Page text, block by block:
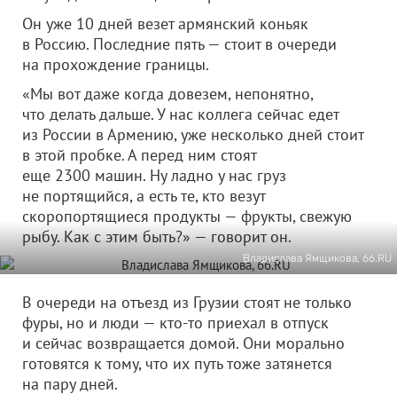
Он уже 10 дней везет армянский коньяк
в Россию. Последние пять — стоит в очереди
на прохождение границы.
«Мы вот даже когда довезем, непонятно,
что делать дальше. У нас коллега сейчас едет
из России в Армению, уже несколько дней стоит
в этой пробке. А перед ним стоят
еще 2300 машин. Ну ладно у нас груз
не портящийся, а есть те, кто везут
скоропортящиеся продукты — фрукты, свежую
рыбу. Как с этим быть?» — говорит он.
Владислава Ямщикова, 66.RU
В очереди на отъезд из Грузии стоят не только
фуры, но и люди — кто-то приехал в отпуск
и сейчас возвращается домой. Они морально
готовятся к тому, что их путь тоже затянется
на пару дней.